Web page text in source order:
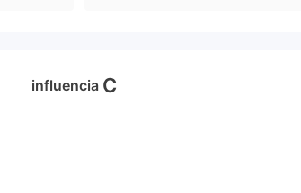
influencia C